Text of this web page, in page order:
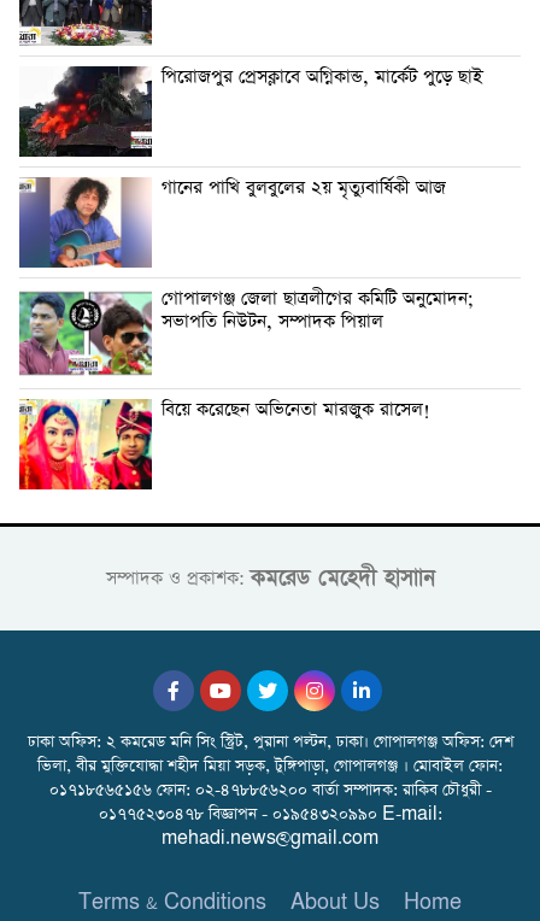
পিরোজপুর প্রেসক্লাবে অগ্নিকান্ড, মার্কেট পুড়ে ছাই
গানের পাখি বুলবুলের ২য় মৃত্যুবার্ষিকী আজ
গোপালগঞ্জ জেলা ছাত্রলীগের কমিটি অনুমোদন;
সভাপতি নিউটন, সম্পাদক পিয়াল
বিয়ে করেছেন অভিনেতা মারজুক রাসেল!
সম্পাদক ও প্রকাশক:কমরেড মেহেদী হাসাান
ঢাকা অফিস: ২ কমরেড মনি সিং স্ট্রিট, পুরানা পল্টন, ঢাকা। গোপালগঞ্জ অফিস: দেশ
ভিলা, বীর মুক্তিযোদ্ধা শহীদ মিয়া সড়ক, টুঙ্গিপাড়া, গোপালগঞ্জ । মোবাইল ফোন:
০১৭১৮৫৬৫১৫৬ ফোন: ০২-৪৭৮৮৫৬২০০ বার্তা সম্পাদক: রাকিব চৌধুরী -
০১৭৭৫২৩০৪৭৮ বিজ্ঞাপন - ০১৯৫৪৩২০৯৯০ E-mail:
mehadi.news@gmail.com
Terms & Conditions About Us Home